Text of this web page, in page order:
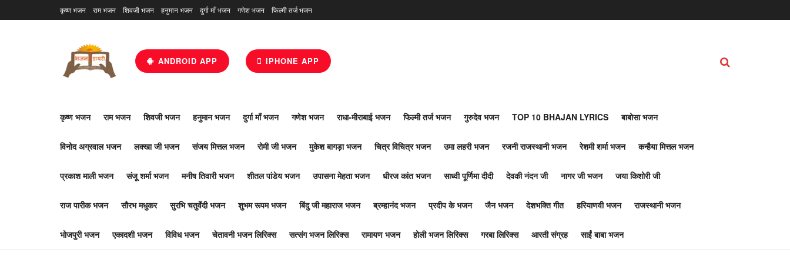
कृष्ण भजन राम भजन शिवजी भजन हनुमान भजन दुर्गा माँ भजन गणेश भजन फिल्मी तर्ज भजन
ANDROID APP IPHONE APP
कृष्ण भजन राम भजन शिवजी भजन हनुमान भजन दुर्गा माँ भजन गणेश भजन राधा-मीराबाई भजन फिल्मी तर्ज भजन गुरुदेव भजन TOP 10 BHAJAN LYRICS बाबोसा भजन
विनोद अग्रवाल भजन लक्खा जी भजन संजय मित्तल भजन रोमी जी भजन मुकेश बागड़ा भजन चित्र विचित्र भजन उमा लहरी भजन रजनी राजस्थानी भजन रेशमी शर्मा भजन कन्हैया मित्तल भजन
प्रकाश माली भजन संजू शर्मा भजन मनीष तिवारी भजन शीतल पांडेय भजन उपासना मेहता भजन धीरज कांत भजन साध्वी पूर्णिमा दीदी देवकी नंदन जी नागर जी भजन जया किशोरी जी
राज पारीक भजन सौरभ मधुकर सुरभि चतुर्वेदी भजन शुभम रूपम भजन बिंदु जी महाराज भजन ब्रम्हानंद भजन प्रदीप के भजन जैन भजन देशभक्ति गीत हरियाणवी भजन राजस्थानी भजन
भोजपुरी भजन एकादशी भजन विविध भजन चेतावनी भजन लिरिक्स सत्संग भजन लिरिक्स रामायण भजन होली भजन लिरिक्स गरबा लिरिक्स आरती संग्रह साईं बाबा भजन